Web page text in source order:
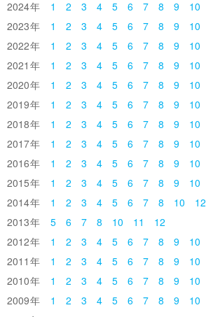
2024
1 2 3 4 5 6 7 8 9 10
2023
1 2 3 4 5 6 7 8 9 10
2022
1 2 3 4 5 6 7 8 9 10
2021
1 2 3 4 5 6 7 8 9 10
2020
1 2 3 4 5 6 7 8 9 10
2019
1 2 3 4 5 6 7 8 9 10
2018
1 2 3 4 5 6 7 8 9 10
2017
1 2 3 4 5 6 7 8 9 10
2016
1 2 3 4 5 6 7 8 9 10
2015
1 2 3 4 5 6 7 8 9 10
2014
1 2 3 4 5 6 7 8 10
12
2013
5 6 7 8 10 11
12
2012
1 2 3 4 5 6 7 8 9 10
2011
1 2 3 4 5 6 7 8 9 10
2010
1 2 3 4 5 6 7 8 9 10
2009
1 2 3 4 5 6 7 8 9 10